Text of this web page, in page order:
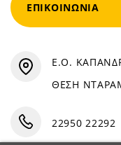
ΕΠΙΚΟΙΝΩΝΊΑ
Ε.Ο.
ΘΕΣΗ
22950 22292